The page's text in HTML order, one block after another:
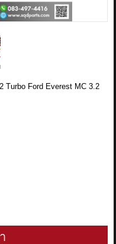
Turbo Ford Everest MC 3.2